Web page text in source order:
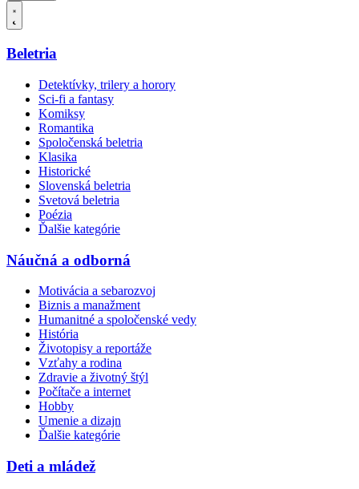
Beletria
Detektívky, trilery a horory
Sci-fi a fantasy
Komiksy
Romantika
Spoločenská beletria
Klasika
Historické
Slovenská beletria
Svetová beletria
Poézia
Ďalšie kategórie
Náučná a odborná
Motivácia a sebarozvoj
Biznis a manažment
Humanitné a spoločenské vedy
História
Životopisy a reportáže
Vzťahy a rodina
Zdravie a životný štýl
Počítače a internet
Hobby
Umenie a dizajn
Ďalšie kategórie
Deti a mládež